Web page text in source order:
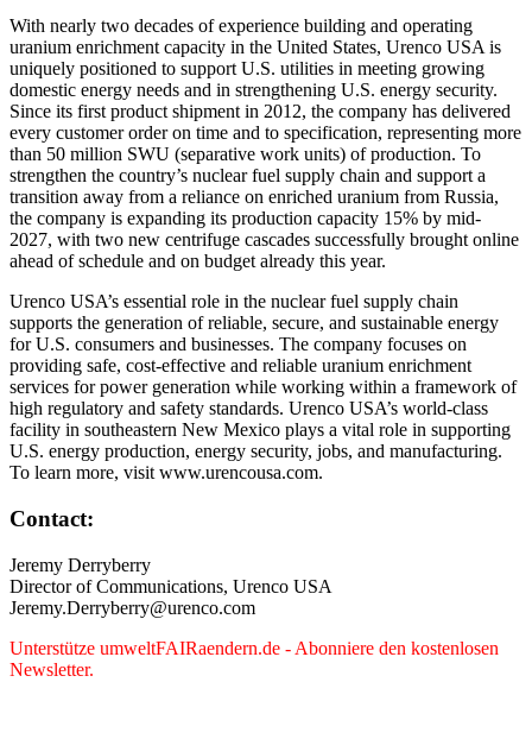
With nearly two decades of experience building and operating
uranium enrichment capacity in the United States, Urenco USA is
uniquely positioned to support U.S. utilities in meeting growing
domestic energy needs and in strengthening U.S. energy security.
Since its first product shipment in 2012, the company has delivered
every customer order on time and to specification, representing more
than 50 million SWU (separative work units) of production. To
strengthen the country’s nuclear fuel supply chain and support a
transition away from a reliance on enriched uranium from Russia,
the company is expanding its production capacity 15% by mid-
2027, with two new centrifuge cascades successfully brought online
ahead of schedule and on budget already this year.
Urenco USA’s essential role in the nuclear fuel supply chain
supports the generation of reliable, secure, and sustainable energy
for U.S. consumers and businesses. The company focuses on
providing safe, cost-effective and reliable uranium enrichment
services for power generation while working within a framework of
high regulatory and safety standards. Urenco USA’s world-class
facility in southeastern New Mexico plays a vital role in supporting
U.S. energy production, energy security, jobs, and manufacturing.
To learn more, visit www.urencousa.com.
Contact:
Jeremy Derryberry
Director of Communications, Urenco USA
Jeremy.Derryberry@urenco.com
Unterstütze umweltFAIRaendern.de - Abonniere den kostenlosen
Newsletter.